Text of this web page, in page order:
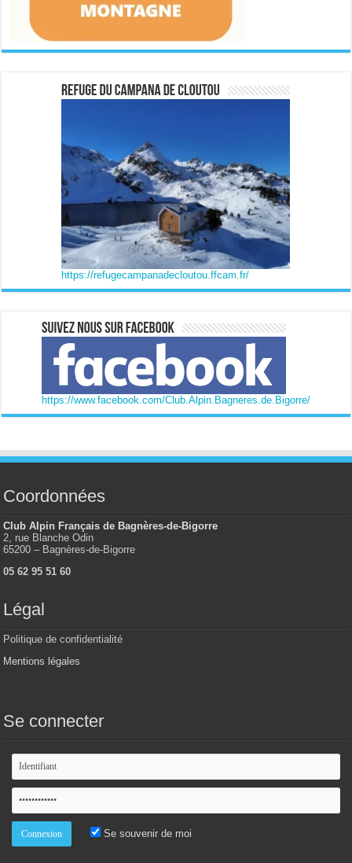
https://refugecampanadecloutou.ffcam.fr/
https://www.facebook.com/Club.Alpin.Bagneres.de.Bigorre/
Coordonnées
Club Alpin Français de Bagnères-de-Bigorre
2, rue Blanche Odin
65200 – Bagnères-de-Bigorre
05 62 95 51 60
Légal
Politique de confidentialité
Mentions légales
Se connecter
Se souvenir de moi